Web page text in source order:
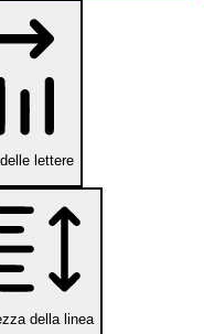
lettere
della linea